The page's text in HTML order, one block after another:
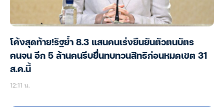
โค้งสุดท้าย!รัฐย้ำ 8.3 แสนคนเร่งยืนยันตัวตนบัตร
คนจน อีก 5 ล้านคนรีบยื่นทบทวนสิทธิก่อนหมดเขต 31
ส.ค.นี้
12:11 น.